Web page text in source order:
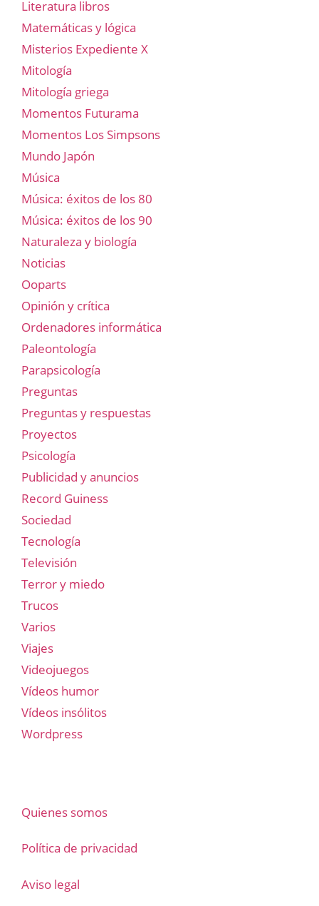
Literatura libros
Matemáticas y lógica
Misterios Expediente X
Mitología
Mitología griega
Momentos Futurama
Momentos Los Simpsons
Mundo Japón
Música
Música: éxitos de los 80
Música: éxitos de los 90
Naturaleza y biología
Noticias
Ooparts
Opinión y crítica
Ordenadores informática
Paleontología
Parapsicología
Preguntas
Preguntas y respuestas
Proyectos
Psicología
Publicidad y anuncios
Record Guiness
Sociedad
Tecnología
Televisión
Terror y miedo
Trucos
Varios
Viajes
Videojuegos
Vídeos humor
Vídeos insólitos
Wordpress
Quienes somos
Política de privacidad
Aviso legal